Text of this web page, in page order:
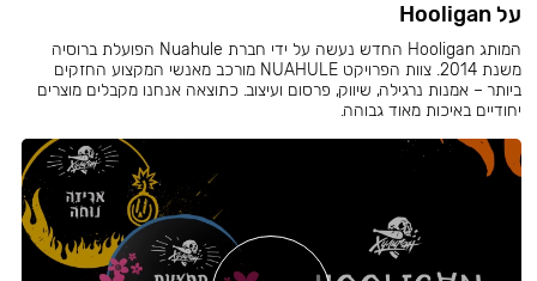
על Hooligan
המותג Hooligan החדש נעשה על ידי חברת Nuahule הפועלת ברוסיה
משנת 2014. צוות הפרויקט NUAHULE מורכב מאנשי המקצוע החזקים
ביותר – אמנות נרגילה, שיווק, פרסום ועיצוב. כתוצאה אנחנו מקבלים מוצרים
יחודיים באיכות מאוד גבוהה.